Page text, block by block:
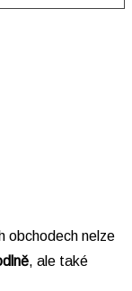
obchodech nelze
, ale také